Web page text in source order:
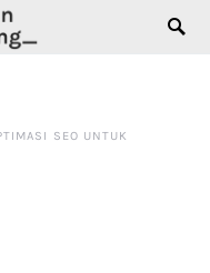
SEO UNTUK